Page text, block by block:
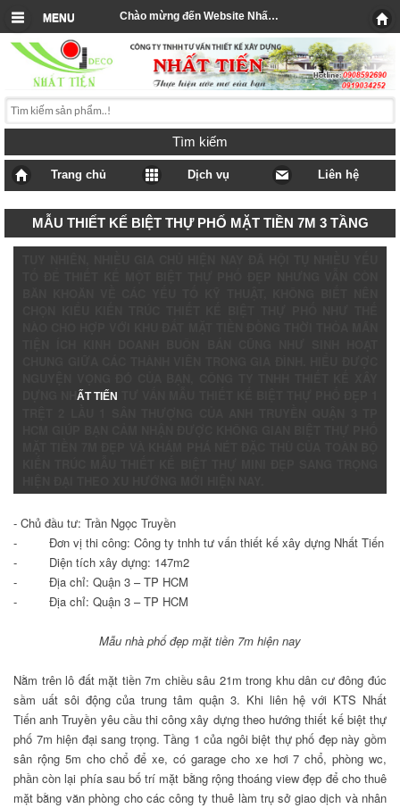
Chào mừng đến Website Nhất Tiến
MENU
Tìm kiếm
Trang chủ Dịch vụ Liên hệ
MẪU THIẾT KẾ BIỆT THỰ PHỐ MẶT TIỀN 7M 3 TẦNG
DỰNG NHẤT TIẾN
- Chủ đầu tư: Trần Ngọc Truyền
- Đơn vị thi công: Công ty tnhh tư vấn thiết kế xây dựng Nhất Tiến
- Diện tích xây dựng: 147m2
- Địa chỉ: Quận 3 – TP HCM
- Địa chỉ: Quận 3 – TP HCM
Mẫu nhà phố đẹp mặt tiền 7m hiện nay
Nằm trên lô đất mặt tiền 7m chiều sâu 21m trong khu dân cư đông đúc
sầm uất sôi động của trung tâm quận 3. Khi liên hệ với KTS Nhất
Tiến anh Truyền yêu cầu thi công xây dựng theo hướng thiết kế biệt thự
phố 7m hiện đại sang trọng. Tầng 1 của ngôi biệt thự phố đẹp này gồm
sân rộng 5m cho chổ để xe, có garage cho xe hơi 7 chổ, phòng wc,
phần còn lại phía sau bố trí mặt bằng rộng thoáng view đẹp để cho thuê
mặt bằng văn phòng cho các công ty thuê làm trụ sở giao dịch và nhân